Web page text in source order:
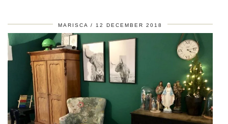
MARISCA 12 DECEMBER 2018